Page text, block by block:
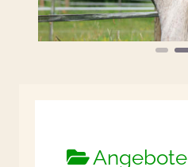
Angebote